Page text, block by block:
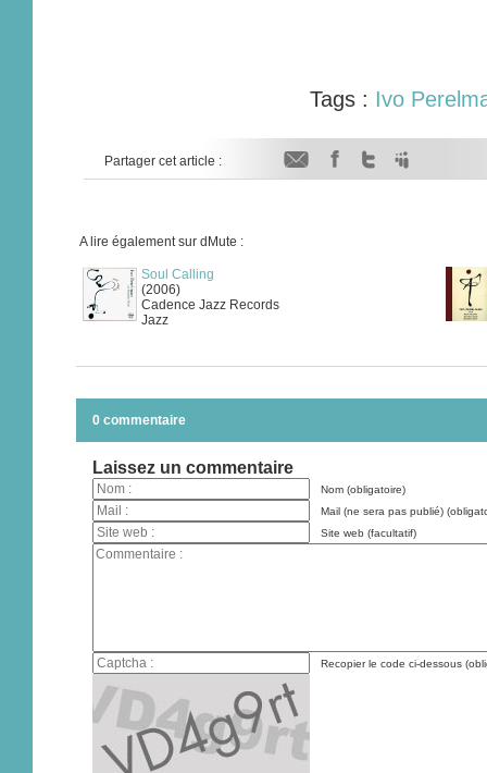
Tags : Ivo
Partager cet article :
A lire également sur dMute :
Soul Calling
(2006)
Cadence Jazz Records
Jazz
0 commentaire
Laissez un commentaire
Nom (obligatoire)
Mail (ne sera pas publié)
Site web (facultatif)
Recopier le code ci-dessous